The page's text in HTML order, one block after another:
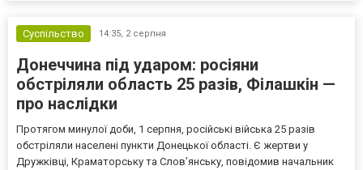
Суспільство 14:35, 2 серпня
Донеччина під ударом: росіяни
обстріляли область 25 разів, Філашкін —
про наслідки
Протягом минулої доби, 1 серпня, російські війська 25 разів
обстріляли населені пункти Донецької області. Є жертви у
Дружківці, Краматорську та Слов’янську, повідомив начальник